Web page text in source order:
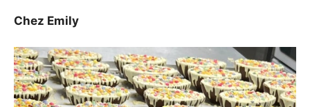
Chez Emily